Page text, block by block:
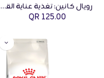
رويال كانين: تغذية عناية القطط كرات الشعر – 2 كجم مع حاوية طعام قطط جاف 2 كجم مجانية
125.00